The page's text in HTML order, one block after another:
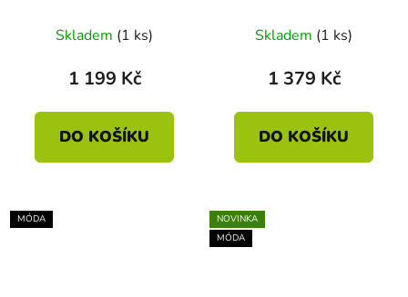
Skladem (1 ks)
1 199 Kč
DO KOŠÍKU
Skladem (1 ks)
1 379 Kč
DO KOŠÍKU
MÓDA
NOVINKA
MÓDA